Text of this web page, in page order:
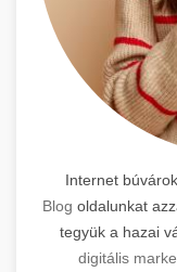
Internet
Blog oldalunkat
tegyük a hazai
digitális